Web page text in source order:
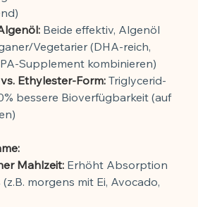
Beide effektiv, Algenöl
Vegetarier (DHA-reich,
Supplement kombinieren)
Ethylester-Form: Triglycerid-
bessere Bioverfügbarkeit (auf
Mahlzeit: Erhöht Absorption
morgens mit Ei, Avocado,